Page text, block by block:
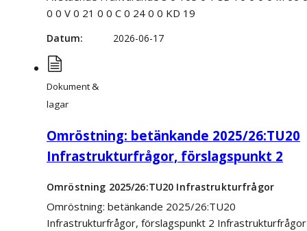
0 0 V 0 21 0 0 C 0 24 0 0 KD 19
Datum 2026-06-17
Dokument &
lagar
Omröstning: betänkande 2025/26:TU20
Infrastrukturfrågor, förslagspunkt 2
Omröstning 2025/26:TU20 Infrastrukturfrågor
Omröstning: betänkande 2025/26:TU20
Infrastrukturfrågor, förslagspunkt 2 Infrastrukturfrågor